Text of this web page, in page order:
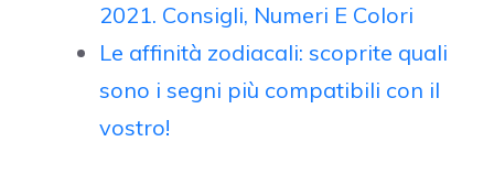
2021. Consigli, Numeri E Colori
Le affinità zodiacali: scoprite quali
sono i segni più compatibili con il
vostro!